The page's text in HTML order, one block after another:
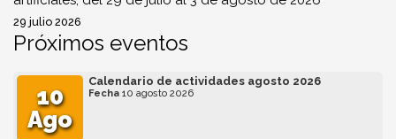
29 julio 2026
Próximos eventos
10
Ago
Calendario de actividades agosto 2026
Fecha 10 agosto 2026